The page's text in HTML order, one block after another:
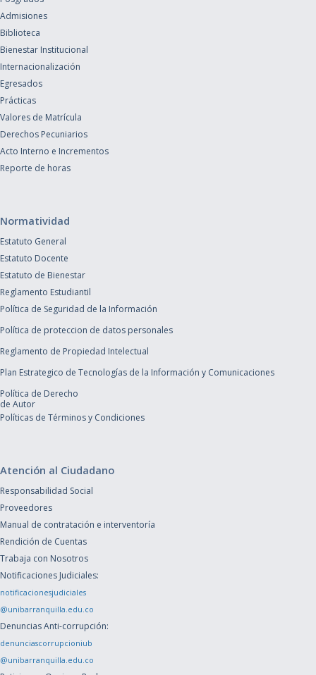
Admisiones
Biblioteca
Bienestar Institucional
Internacionalización
Egresados
Prácticas
Valores de Matrícula
Derechos Pecuniarios
Acto Interno e Incrementos
Reporte de horas
Normatividad
Estatuto General
Estatuto Docente
Estatuto de Bienestar
Reglamento Estudiantil
Política de Seguridad de la Información
Política de proteccion de datos personales
Reglamento de Propiedad Intelectual
Plan Estrategico de Tecnologías de la Información y Comunicaciones
Política de Derecho
de Autor
Políticas de Términos y Condiciones
Atención al Ciudadano
Responsabilidad Social
Proveedores
Manual de contratación e interventoría
Rendición de Cuentas
Trabaja con Nosotros
Notificaciones Judiciales:
notificacionesjudiciales
@unibarranquilla.edu.co
Denuncias Anti-corrupción:
denunciascorrupcioniub
@unibarranquilla.edu.co